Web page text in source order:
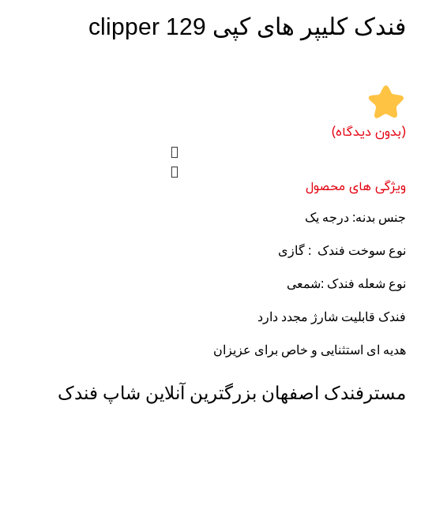
فندک کلیپر های کپی clipper 129
(بدون دیدگاه)
ویژگی های محصول
جنس بدنه: درجه یک
نوع سوخت فندک : گازی
نوع شعله فندک :شمعی
فندک قابلیت شارژ مجدد دارد
هدیه ای استثنایی و خاص برای عزیزان
مسترفندک اصفهان بزرگترین آنلاین شاپ فندک